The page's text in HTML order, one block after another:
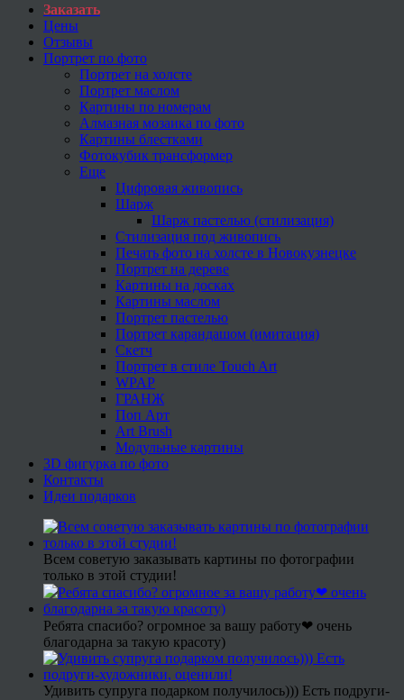
Заказать
Цены
Отзывы
Портрет по фото
Портрет на холсте
Портрет маслом
Картины по номерам
Алмазная мозаика по фото
Картины блестками
Фотокубик трансформер
Еще
Цифровая живопись
Шарж
Шарж пастелью (стилизация)
Стилизация под живопись
Печать фото на холсте в Новокузнецке
Портрет на дереве
Картины на досках
Картины маслом
Портрет пастелью
Портрет карандашом (имитация)
Скетч
Портрет в стиле Touch Art
WPAP
ГРАНЖ
Поп Арт
Art Brush
Модульные картины
3D фигурка по фото
Контакты
Идеи подарков
Всем советую заказывать картины по фотографии
только в этой студии!
Ребята спасибо? огромное за вашу работу❤ очень
благодарна за такую красоту)
Удивить супруга подарком получилось))) Есть подруги-